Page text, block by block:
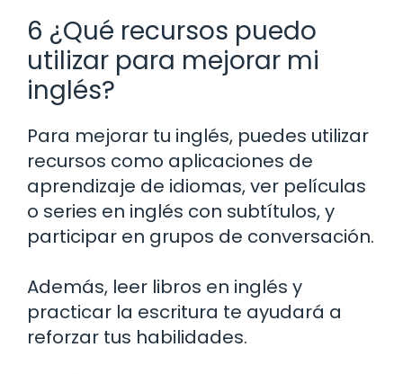
6 ¿Qué recursos puedo
utilizar para mejorar mi
inglés?
Para mejorar tu inglés, puedes utilizar
recursos como aplicaciones de
aprendizaje de idiomas, ver películas
o series en inglés con subtítulos, y
participar en grupos de conversación.
Además, leer libros en inglés y
practicar la escritura te ayudará a
reforzar tus habilidades.